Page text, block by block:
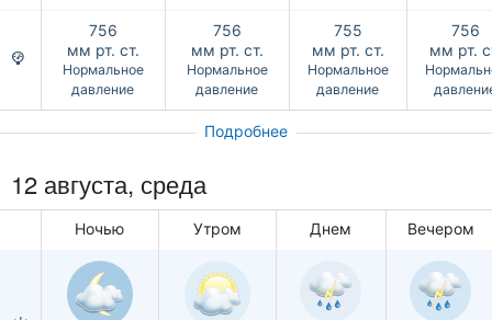
756
мм рт. ст.
Нормальное
давление
756
мм рт. ст.
Нормальное
давление
755
мм рт. ст.
Нормальное
давление
756
мм рт.
Подробнее
12 августа, среда
Ночью Утром Днем Вечером